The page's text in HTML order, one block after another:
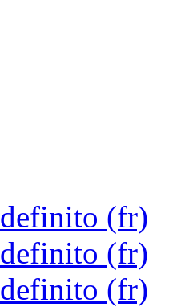
(fr)
(fr)
(fr)